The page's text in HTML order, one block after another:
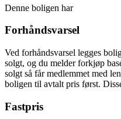
Denne boligen har
Forhåndsvarsel
Ved forhåndsvarsel legges
solgt, og du melder forkjøp
solgt så får medlemmet med
boligen til avtalt pris først.
Fastpris